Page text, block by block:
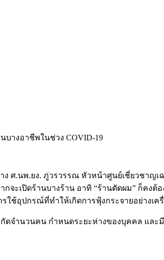
ง ศ.นพ.ยง. ภู่วรวรรณ หัวหน้าศูนย์เชี่ยวชา
จะเปิดร้านบางร้าน อาทิ “ร้านตัดผม” ก็ค
ใช้อุปกรณ์ที่ทำให้เกิดการฟุ้งกระจายอย่างเครื่
ดจำนวนคน กำหนดระยะห่างของบุคคล แล